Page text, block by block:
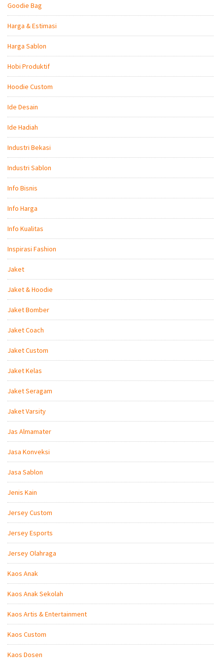
Goodie Bag
Harga & Estimasi
Harga Sablon
Hobi Produktif
Hoodie Custom
Ide Desain
Ide Hadiah
Industri Bekasi
Industri Sablon
Info Bisnis
Info Harga
Info Kualitas
Inspirasi Fashion
Jaket
Jaket & Hoodie
Jaket Bomber
Jaket Coach
Jaket Custom
Jaket Kelas
Jaket Seragam
Jaket Varsity
Jas Almamater
Jasa Konveksi
Jasa Sablon
Jenis Kain
Jersey Custom
Jersey Esports
Jersey Olahraga
Kaos Anak
Kaos Anak Sekolah
Kaos Artis & Entertainment
Kaos Custom
Kaos Dosen